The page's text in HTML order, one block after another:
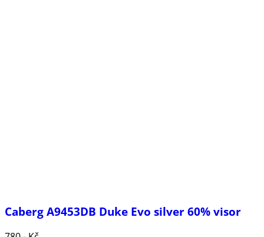
Caberg A9453DB Duke Evo silver 60% visor